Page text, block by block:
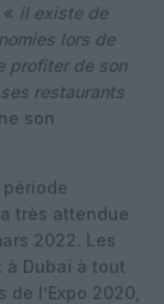
il existe de
lors de
profiter de son
restaurants
son
période
très attendue
2022. Les
à Dubaï à tout
l’Expo 2020,